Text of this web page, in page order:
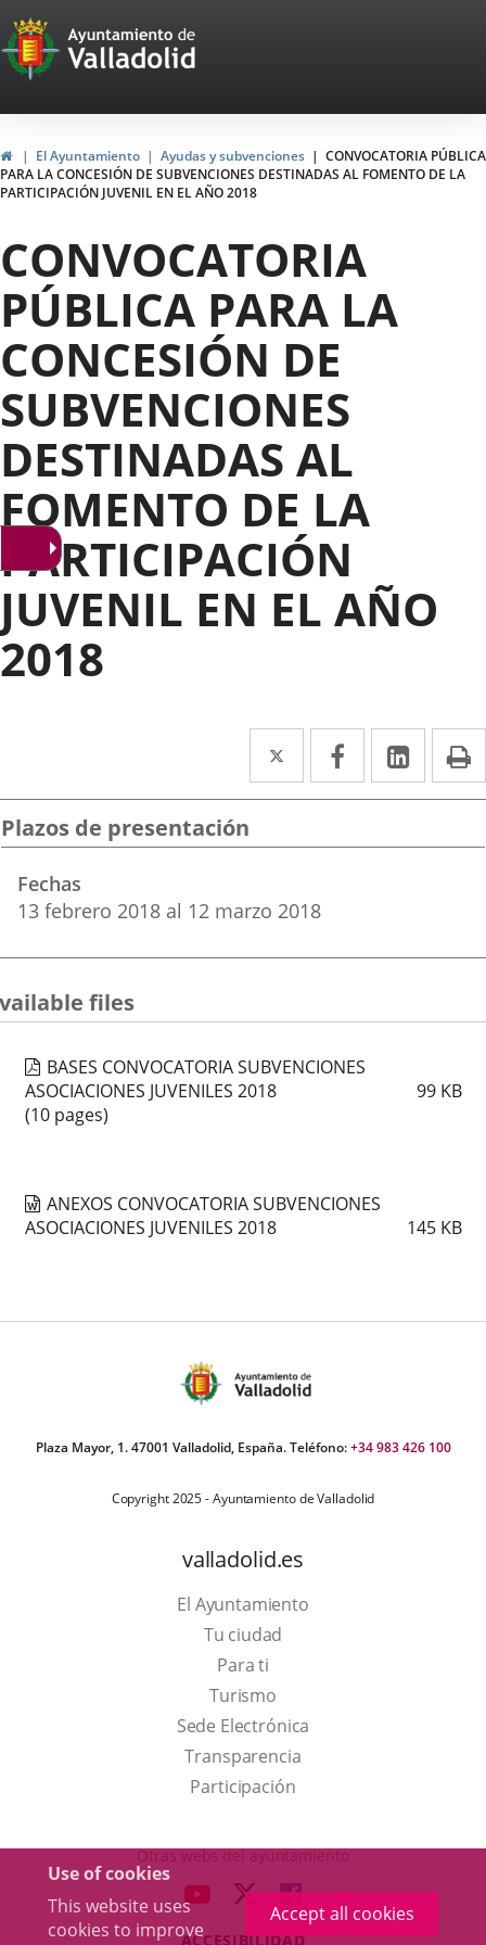
Use of cookies
This website uses
cookies to improve
Accept all cookies
Portal
Web
del
Ayuntamiento
de
Valladolid
HomeEl Ayuntamiento Ayudas y subvenciones
CONVOCATORIA PÚBLICA
PARA LA CONCESIÓN DE SUBVENCIONES DESTINADAS AL FOMENTO DE LA
PARTICIPACIÓN JUVENIL EN EL AÑO 2018
CONVOCATORIA
PÚBLICA PARA LA
CONCESIÓN DE
SUBVENCIONES
DESTINADAS AL
FOMENTO DE LA
PARTICIPACIÓN
JUVENIL EN EL AÑO
2018
Twitter
Enlace
a
aplicación
Facebook
Enlace
a
aplicación
Enlace
a
Plazos de presentación
Fechas
13 febrero 2018 al 12 marzo 2018
files
BASES CONVOCATORIA SUBVENCIONES
ASOCIACIONES JUVENILES 2018
99 KB
(10 pages)
ANEXOS CONVOCATORIA SUBVENCIONES
ASOCIACIONES JUVENILES 2018
145 KB
Plaza Mayor, 1. 47001 Valladolid, España. Teléfono:+34 983 426 100
Copyright 2025 - Ayuntamiento de Valladolid
valladolid.es
El Ayuntamiento
Tu ciudad
Para ti
TurismoThis
link
will
open
a
up
window.
Sede Electrónica
Transparencia
Participación
Otras webs del ayuntamiento
LINK LINK
TO
LINK
TO
ACCESIBILIDAD